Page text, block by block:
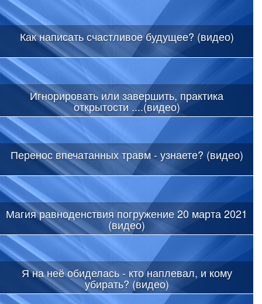
Как написать счастливое будущее? (видео)
Игнорировать или завершить, практика
открытости ....(видео)
Перенос впечатанных травм - узнаете? (видео)
Магия равноденствия погружение 20 марта 2021
(видео)
Я на неё обиделась - кто наплевал, и кому
убирать? (видео)